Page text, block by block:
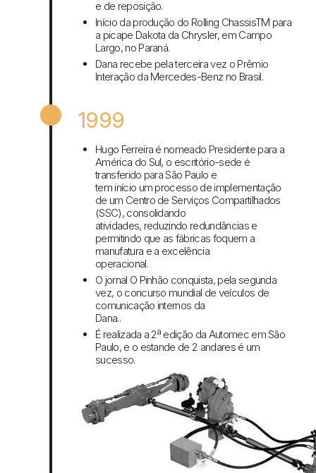
e de reposição.
Início da produção do Rolling ChassisTM para
a picape Dakota da Chrysler, em Campo
Largo, no Paraná.
Dana recebe pela terceira vez o Prêmio
Interação da Mercedes-Benz no Brasil.
1999
Hugo Ferreira é nomeado Presidente para a
América do Sul, o escritório-sede é
transferido para São Paulo e
tem início um processo de implementação
de um Centro de Serviços Compartilhados
(SSC), consolidando
atividades, reduzindo redundâncias e
permitindo que as fábricas foquem a
manufatura e a excelência
operacional.
O jornal O Pinhão conquista, pela segunda
vez, o concurso mundial de veículos de
comunicação internos da
Dana..
É realizada a 2ª edição da Automec em São
Paulo, e o estande de 2 andares é um
sucesso.